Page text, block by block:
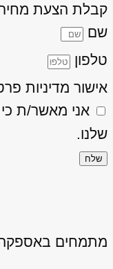
קבלת הצעת מחיר
שם
טלפון
אישור מדיניות
אני מאשר/ת כי
שלנו.
שלח
מתמחים באספקה